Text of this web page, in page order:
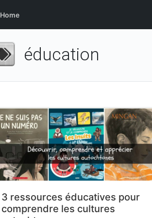
Home
éducation
3 ressources éducatives pour
comprendre les cultures